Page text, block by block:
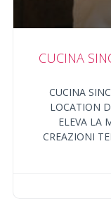
CUCINA
CUCINA
LOCATION
ELEVA LA
CREAZIONI